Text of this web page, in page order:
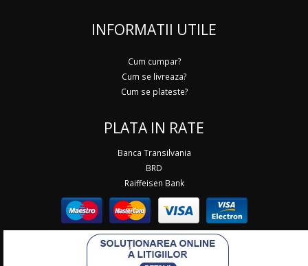
INFORMATII UTILE
Cum cumpar?
Cum se livreaza?
Cum se plateste?
PLATA IN RATE
Banca Transilvania
BRD
Raiffeisen Bank